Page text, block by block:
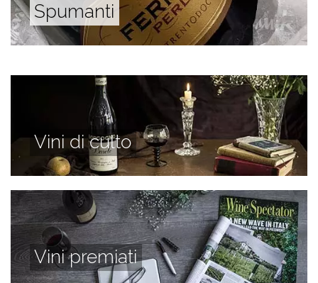
Spumanti
Vini di culto
Vini premiati